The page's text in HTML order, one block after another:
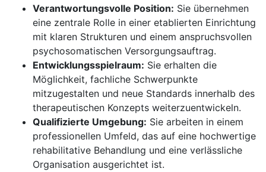
Verantwortungsvolle Position: Sie übernehmen
eine zentrale Rolle in einer etablierten Einrichtung
mit klaren Strukturen und einem anspruchsvollen
psychosomatischen Versorgungsauftrag.
Entwicklungsspielraum: Sie erhalten die
Möglichkeit, fachliche Schwerpunkte
mitzugestalten und neue Standards innerhalb des
therapeutischen Konzepts weiterzuentwickeln.
Qualifizierte Umgebung: Sie arbeiten in einem
professionellen Umfeld, das auf eine hochwertige
rehabilitative Behandlung und eine verlässliche
Organisation ausgerichtet ist.